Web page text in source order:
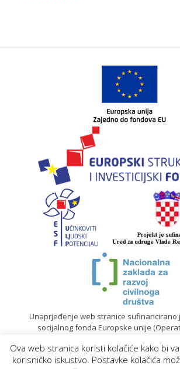
Unaprjeđenje web stranice sufinancirano
socijalnog fonda Europske unije
© 2020. Sadržaj mrežne stranice
Ova web stranica koristi kolačiće kako bi
korisničko iskustvo. Postavke kolačića